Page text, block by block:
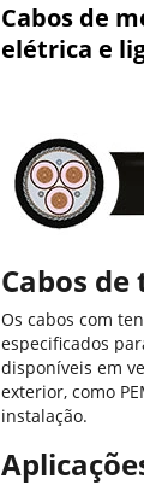
Cabos de
elétrica e
Cabos
Os cabos com
especificados
disponíveis em
exterior, como
instalação.